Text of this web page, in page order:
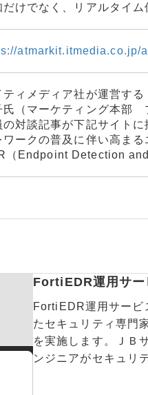
だけでなく、リアルタイ
atmarkit.itmedia.co.jp/
ティメディア社が運営す
氏（マーケティング本部
の対談記事が下記サイトに
ワークの普及に伴い高ま
（Endpoint Detection
FortiEDR運用サー
FortiEDR運用サービ
たセキュリティ専門
を実施します。ＪＢ
ンジニアがセキュリ